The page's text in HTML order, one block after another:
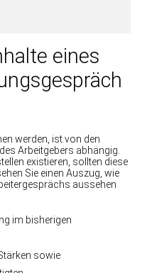
eines
werden, ist von den
Arbeitgebers abhängig.
existieren, sollten diese
Sie einen Auszug, wie
aussehen
im bisherigen
sowie